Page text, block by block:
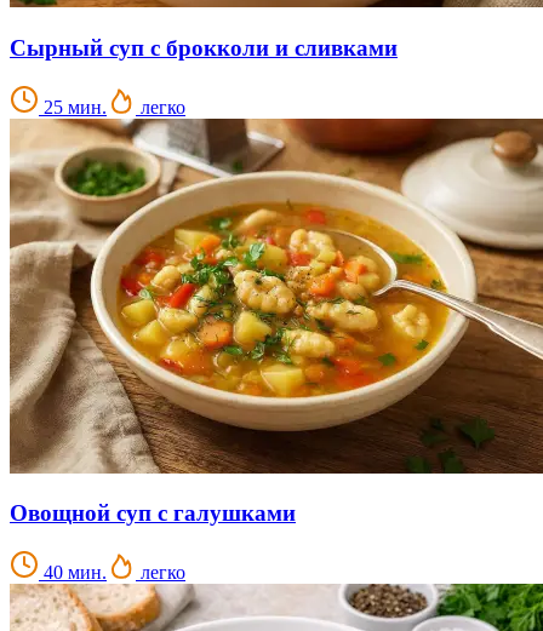
Сырный суп с брокколи и сливками
25 мин. легко
Овощной суп с галушками
40 мин. легко